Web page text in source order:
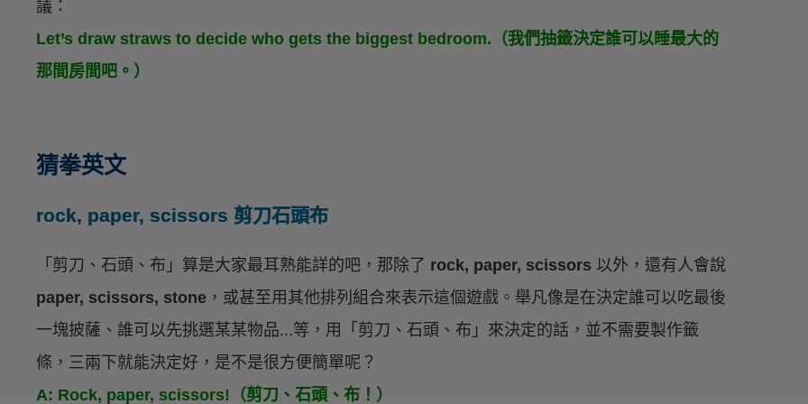
議：
Let’s draw straws to decide who gets the biggest bedroom.（我們抽籤決定誰可以睡最大的
那間房間吧。）
猜拳英文
rock, paper, scissors 剪刀石頭布
「剪刀、石頭、布」算是大家最耳熟能詳的吧，那除了 rock, paper, scissors 以外，還有人會說
paper, scissors, stone ，或甚至用其他排列組合來表示這個遊戲。舉凡像是在決定誰可以吃最後
一塊披薩、誰可以先挑選某某物品...等，用「剪刀、石頭、布」來決定的話，並不需要製作籤
條，三兩下就能決定好，是不是很方便簡單呢？
A: Rock, paper, scissors!（剪刀、石頭、布！）